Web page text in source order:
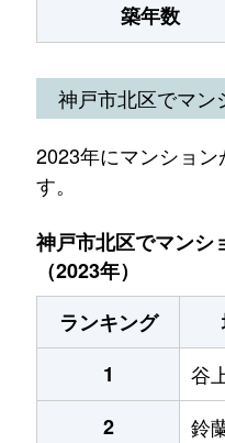
築年数
神戸市北区でマン
2023年にマンショ
す。
神戸市北区でマンシ
（2023年）
ランキング
1
谷
2
鈴